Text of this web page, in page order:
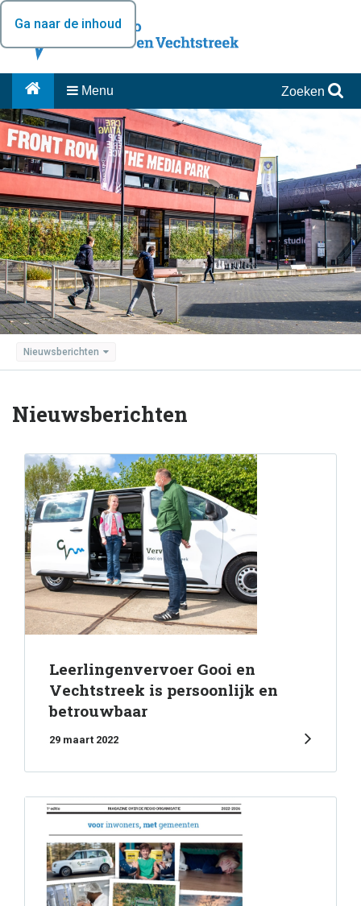
Ga naar de inhoud
Menu Zoeken
Nieuwsberichten
Nieuwsberichten
Leerlingenvervoer Gooi en
Vechtstreek is persoonlijk en
betrouwbaar
29 maart 2022